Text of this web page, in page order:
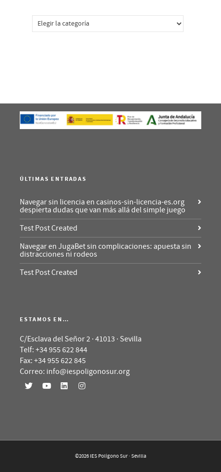
Categorías
ÚLTIMAS ENTRADAS
Navegar sin licencia en casinos-sin-licencia-es.org
despierta dudas que van más allá del simple juego
Test Post Created
Navegar en JugaBet sin complicaciones: apuesta sin
distracciones ni rodeos
Test Post Created
ESTAMOS EN…
C/Esclava del Señor 2 · 41013 · Sevilla
Telf: +34 955 622 844
Fax: +34 955 622 845
Correo: info@iespoligonosur.org
©2026 IES Polígono Sur · Sevilla